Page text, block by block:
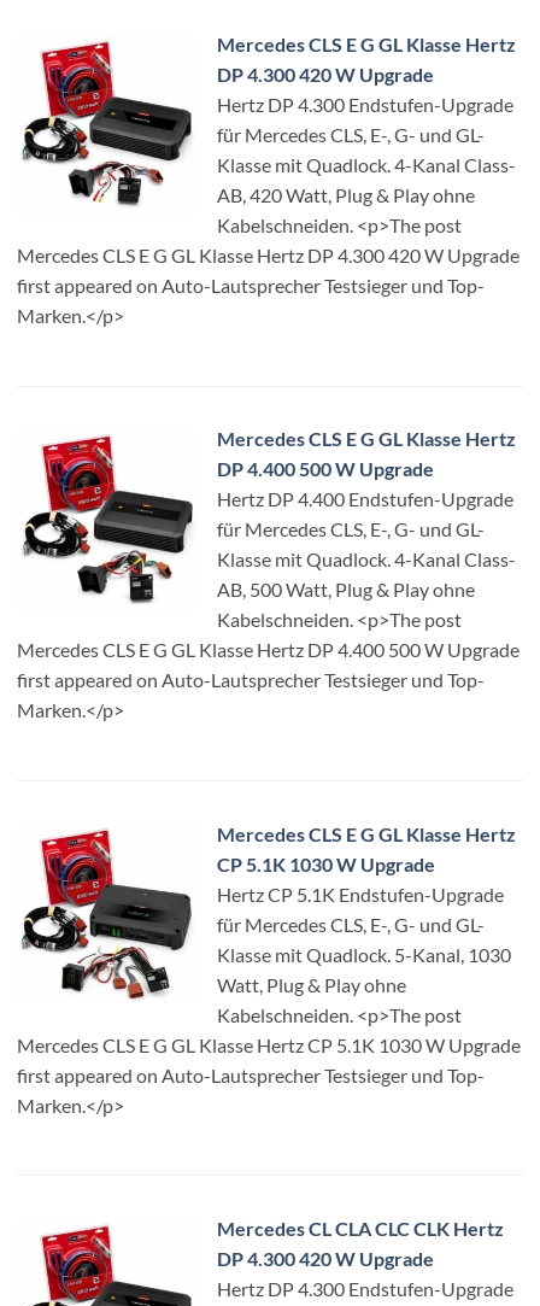
Mercedes CLS E G GL Klasse Hertz
DP 4.300 420 W Upgrade
Hertz DP 4.300 Endstufen-Upgrade
für Mercedes CLS, E-, G- und GL-
Klasse mit Quadlock. 4-Kanal Class-
AB, 420 Watt, Plug & Play ohne
Kabelschneiden. <p>The post
Mercedes CLS E G GL Klasse Hertz DP 4.300 420 W Upgrade
first appeared on Auto-Lautsprecher Testsieger und Top-
Marken.</p>
Mercedes CLS E G GL Klasse Hertz
DP 4.400 500 W Upgrade
Hertz DP 4.400 Endstufen-Upgrade
für Mercedes CLS, E-, G- und GL-
Klasse mit Quadlock. 4-Kanal Class-
AB, 500 Watt, Plug & Play ohne
Kabelschneiden. <p>The post
Mercedes CLS E G GL Klasse Hertz DP 4.400 500 W Upgrade
first appeared on Auto-Lautsprecher Testsieger und Top-
Marken.</p>
Mercedes CLS E G GL Klasse Hertz
CP 5.1K 1030 W Upgrade
Hertz CP 5.1K Endstufen-Upgrade
für Mercedes CLS, E-, G- und GL-
Klasse mit Quadlock. 5-Kanal, 1030
Watt, Plug & Play ohne
Kabelschneiden. <p>The post
Mercedes CLS E G GL Klasse Hertz CP 5.1K 1030 W Upgrade
first appeared on Auto-Lautsprecher Testsieger und Top-
Marken.</p>
Mercedes CL CLA CLC CLK Hertz
DP 4.300 420 W Upgrade
Hertz DP 4.300 Endstufen-Upgrade